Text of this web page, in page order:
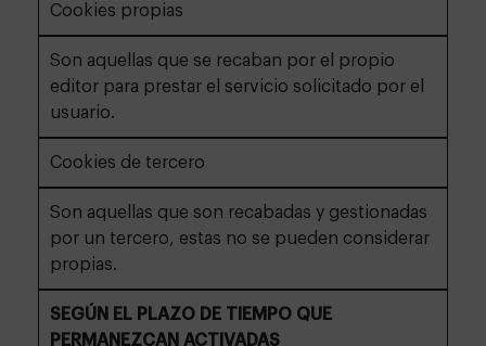
Cookies propias
Son aquellas que se recaban por el propio
editor para prestar el servicio solicitado por el
usuario.
Cookies de tercero
Son aquellas que son recabadas y gestionadas
por un tercero, estas no se pueden considerar
propias.
SEGÚN EL PLAZO DE TIEMPO QUE
PERMANEZCAN ACTIVADAS